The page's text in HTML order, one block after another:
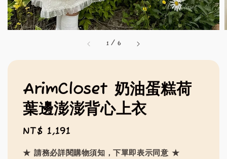
1 / 6
ArimCloset 奶油蛋糕荷
葉邊澎澎背心上衣
Regular
NT$ 1,191
★ 請務必詳閱購物須知，下單即表示同意 ★